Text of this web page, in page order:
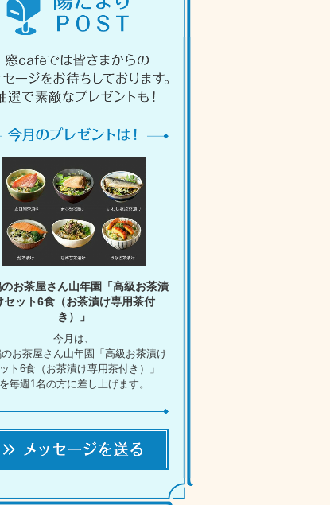
お茶屋さん山年園「高級お茶漬
セット6食（お茶漬け専用茶付
き）」
今月は、
お茶屋さん山年園「高級お茶漬け
ト6食（お茶漬け専用茶付き）」
を毎週1名の方に差し上げます。